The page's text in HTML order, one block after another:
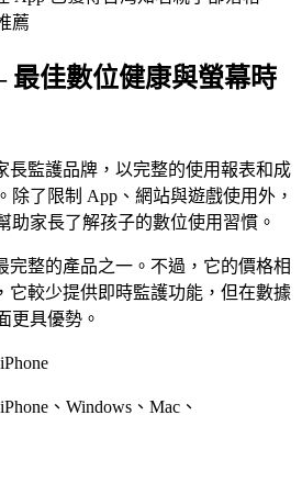
薦
佳數位健康與螢幕時
長監護品牌，以完整的使用報表和成
除了限制 App、網站與遊戲使用外，
助家長了解孩子的數位使用習慣。
完整的產品之一。不過，它的價格相
它較少提供即時監護功能，但在數據
更具優勢。
、Windows、Mac、